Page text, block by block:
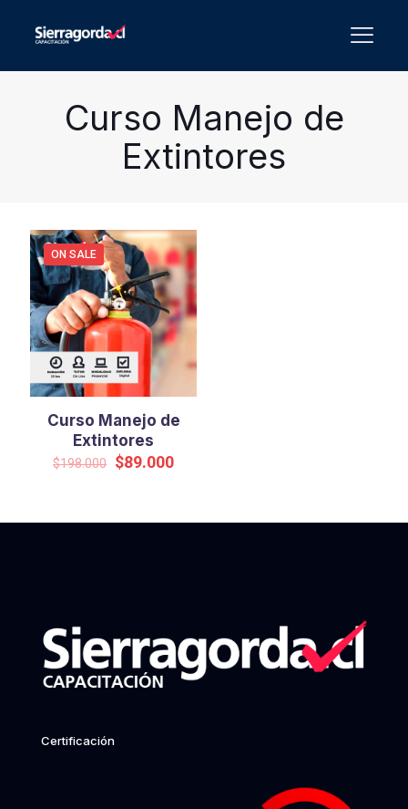
Curso Manejo de
Extintores
ON SALE
Curso Manejo de
Extintores
$198.000 Original
$89.000Current
Certificación